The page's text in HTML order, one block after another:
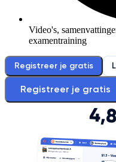
Video's,
examentraining
Registreer je gratis
Registreer je gratis